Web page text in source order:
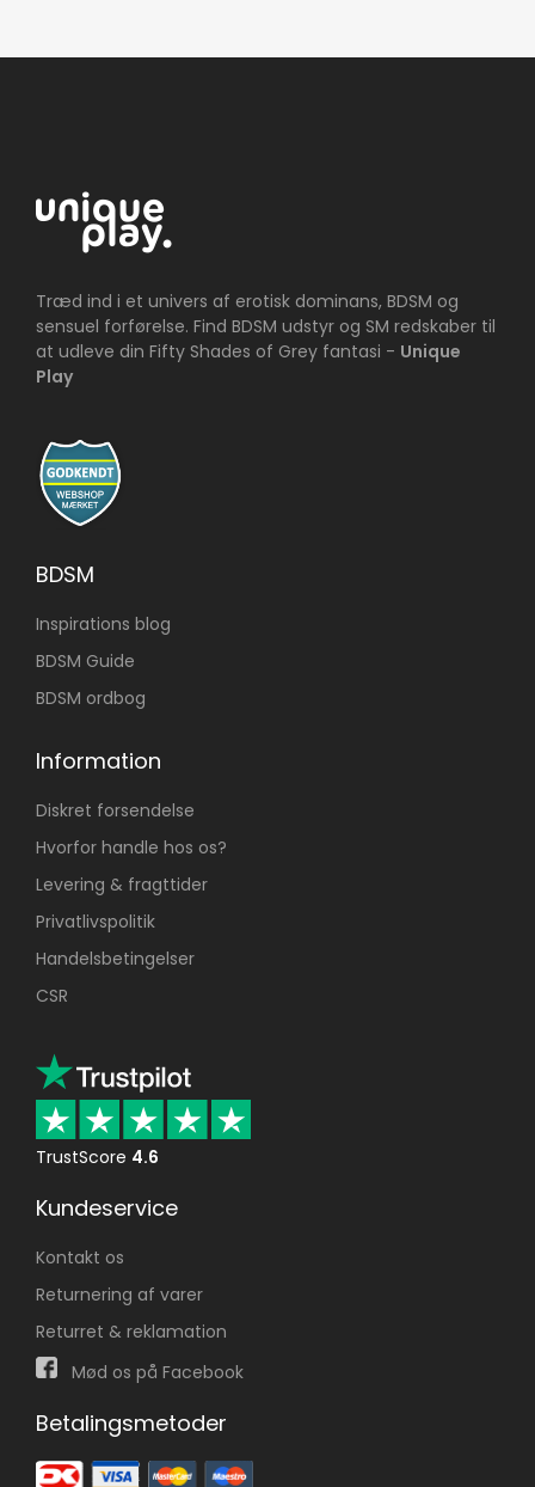
Træd ind i et univers af erotisk dominans, BDSM og
sensuel forførelse. Find BDSM udstyr og SM redskaber til
at udleve din Fifty Shades of Grey fantasi - Unique
Play
BDSM
Inspirations blog
BDSM Guide
BDSM ordbog
Information
Diskret forsendelse
Hvorfor handle hos os?
Levering & fragttider
Privatlivspolitik
Handelsbetingelser
CSR
TrustScore 4.6
Kundeservice
Kontakt os
Returnering af varer
Returret & reklamation
Mød os på Facebook
Betalingsmetoder